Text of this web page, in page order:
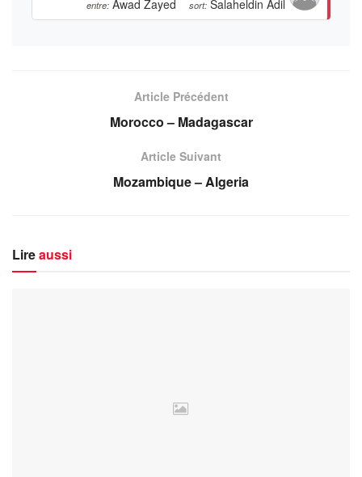
entre: Awad Zayed sort: Salaheldin Adil
Article Précédent
Morocco – Madagascar
Article Suivant
Mozambique – Algeria
Lireaussi